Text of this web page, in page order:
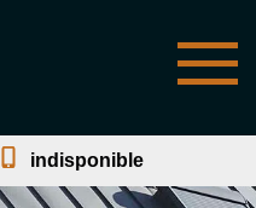
indisponible